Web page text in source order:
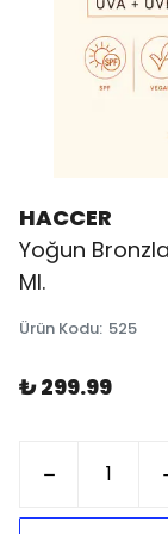
HACCER
Yoğun
Ml.
Ürün Kodu: 525
₺ 299.99